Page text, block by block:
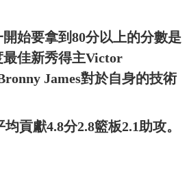
始要拿到80分以上的分數是
佳新秀得主Victor
James對於自身的技術
貢獻4.8分2.8籃板2.1助攻。